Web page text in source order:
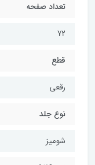
تعداد صفحه
72
قطع
رقعی
نوع جلد
شومیز